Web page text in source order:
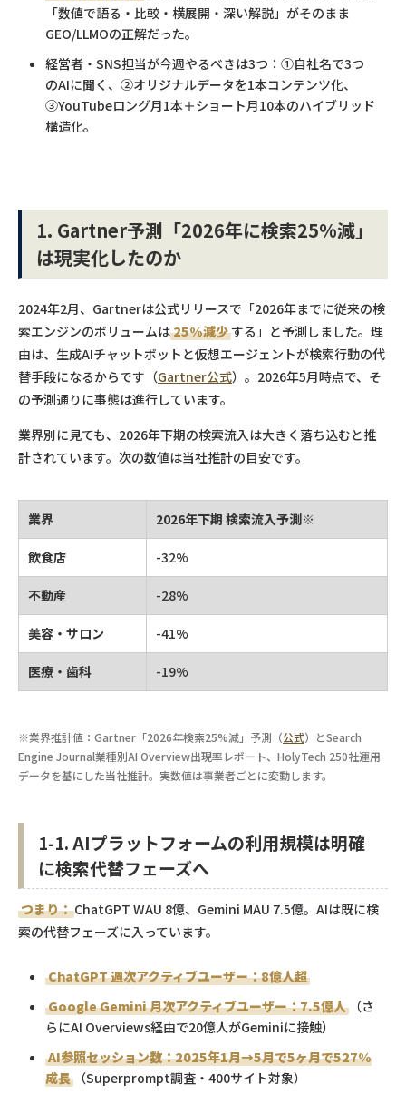
「数値で語る・比較・横展開・深い解説」がそのまま
GEO/LLMOの正解だった。
経営者・SNS担当が今週やるべきは3つ：①自社名で3つ
のAIに聞く、②オリジナルデータを1本コンテンツ化、
③YouTubeロング月1本＋ショート月10本のハイブリッド
構造化。
1. Gartner予測「2026年に検索25%減」
は現実化したのか
2024年2月、Gartnerは公式リリースで「2026年までに従来の検
索エンジンのボリュームは25%減少する」と予測しました。理
由は、生成AIチャットボットと仮想エージェントが検索行動の代
替手段になるからです（Gartner公式）。2026年5月時点で、そ
の予測通りに事態は進行しています。
業界別に見ても、2026年下期の検索流入は大きく落ち込むと推
計されています。次の数値は当社推計の目安です。
業界 2026年下期 検索流入予測※
飲食店 -32%
不動産 -28%
美容・サロン -41%
医療・歯科 -19%
※業界推計値：Gartner「2026年検索25%減」予測（公式）とSearch
Engine Journal業種別AI Overview出現率レポート、HolyTech 250社運用
データを基にした当社推計。実数値は事業者ごとに変動します。
1-1. AIプラットフォームの利用規模は明確
に検索代替フェーズへ
つまり： ChatGPT WAU 8億、Gemini MAU 7.5億。AIは既に検
索の代替フェーズに入っています。
ChatGPT 週次アクティブユーザー：8億人超
Google Gemini 月次アクティブユーザー：7.5億人 （さ
らにAI Overviews経由で20億人がGeminiに接触）
AI参照セッション数：2025年1月→5月で5ヶ月で527%
成長 （Superprompt調査・400サイト対象）